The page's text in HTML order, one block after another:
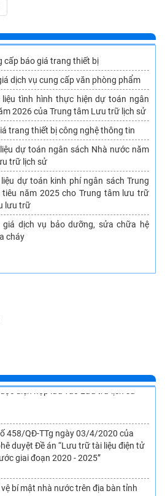
cấp báo giá trang thiết bị
dịch vụ cung cấp văn phòng phẩm
tình hình thực hiện dự toán ngân
2026 của Trung tâm Lưu trữ lịch sử
trang thiết bị công nghệ thông tin
dự toán ngân sách Nhà nước năm
trữ lịch sử
dự toán kinh phí ngân sách Trung
năm 2025 cho Trung tâm lưu trữ
lưu trữ
giá dịch vụ bảo dưỡng, sửa chữa hệ
cháy
Văn thư, Lưu trữ trên địa bàn
tầm nhìn đến năm 2030
quản lý tài liệu xây dựng công trình
diện nộp lưu vào Lưu trữ lịch sử
458/QĐ-TTg ngày 03/4/2020 của
duyệt Đề án “Lưu trữ tài liệu điện tử
giai đoạn 2020 - 2025”
bí mật nhà nước trên địa bàn tỉnh